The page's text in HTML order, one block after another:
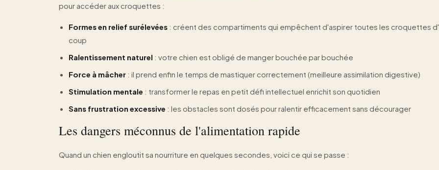
pour accéder aux croquettes :
Formes en relief surélevées : créent des compartiments qui empêchent d'aspirer toutes les croquettes
coup
Ralentissement naturel : votre chien est obligé de manger bouchée par bouchée
Force à mâcher : il prend enfin le temps de mastiquer correctement (meilleure assimilation digestive)
Stimulation mentale : transformer le repas en petit défi intellectuel enrichit son quotidien
Sans frustration excessive : les obstacles sont dosés pour ralentir efficacement sans décourager
Les dangers méconnus de l'alimentation rapide
Quand un chien engloutit sa nourriture en quelques secondes, voici ce qui se passe :